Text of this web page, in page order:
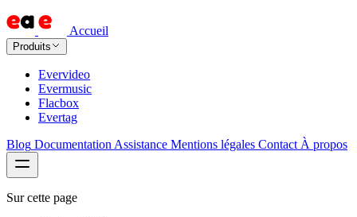
Accueil
Produits
Evervideo
Evermusic
Flacbox
Evertag
Blog Documentation Assistance Mentions légales Contact À propos
Sur cette page